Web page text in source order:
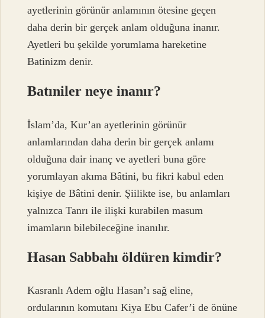
ayetlerinin görünür anlamının ötesine geçen
daha derin bir gerçek anlam olduğuna inanır.
Ayetleri bu şekilde yorumlama hareketine
Batinizm denir.
Batıniler neye inanır?
İslam’da, Kur’an ayetlerinin görünür
anlamlarından daha derin bir gerçek anlamı
olduğuna dair inanç ve ayetleri buna göre
yorumlayan akıma Bâtini, bu fikri kabul eden
kişiye de Bâtini denir. Şiilikte ise, bu anlamları
yalnızca Tanrı ile ilişki kurabilen masum
imamların bilebileceğine inanılır.
Hasan Sabbahı öldüren kimdir?
Kasranlı Adem oğlu Hasan’ı sağ eline,
ordularının komutanı Kiya Ebu Cafer’i de önüne